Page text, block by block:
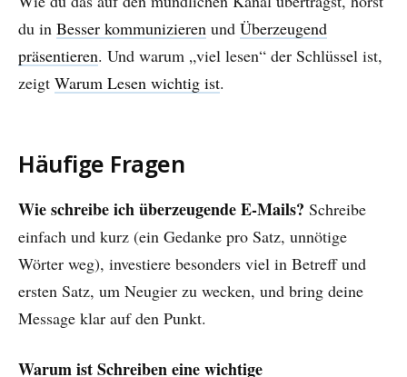
du in Besser kommunizieren und Überzeugend
präsentieren. Und warum „viel lesen“ der Schlüssel ist,
zeigt Warum Lesen wichtig ist.
Häufige Fragen
Wie schreibe ich überzeugende E-Mails? Schreibe
einfach und kurz (ein Gedanke pro Satz, unnötige
Wörter weg), investiere besonders viel in Betreff und
ersten Satz, um Neugier zu wecken, und bring deine
Message klar auf den Punkt.
Warum ist Schreiben eine wichtige